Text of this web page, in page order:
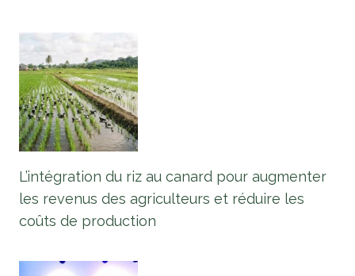
L’intégration du riz au canard pour augmenter
les revenus des agriculteurs et réduire les
coûts de production